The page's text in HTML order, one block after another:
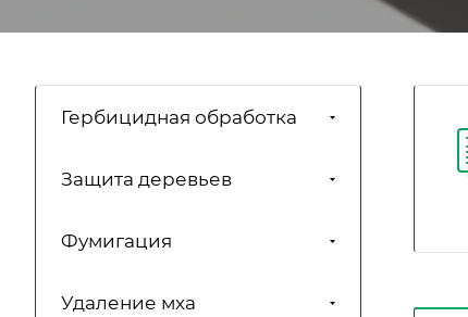
Гербицидная обработка
Защита деревьев
Фумигация
Удаление мха